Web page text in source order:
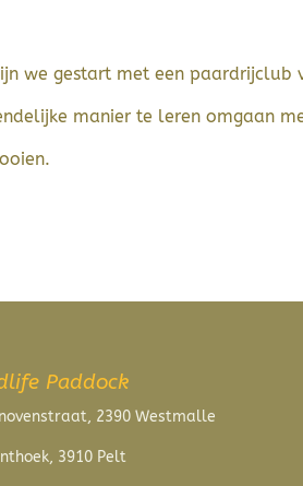
we gestart met een
manier te leren omgaan
Paddock
2390 Westmalle
3910 Pelt